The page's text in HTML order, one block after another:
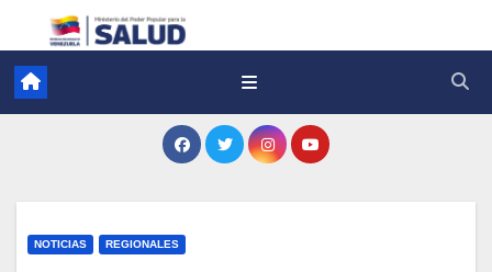
NOTICIAS REGIONALES